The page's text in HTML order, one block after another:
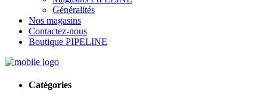
Généralités
Nos magasins
Contactez-nous
Boutique PIPELINE
Catégories